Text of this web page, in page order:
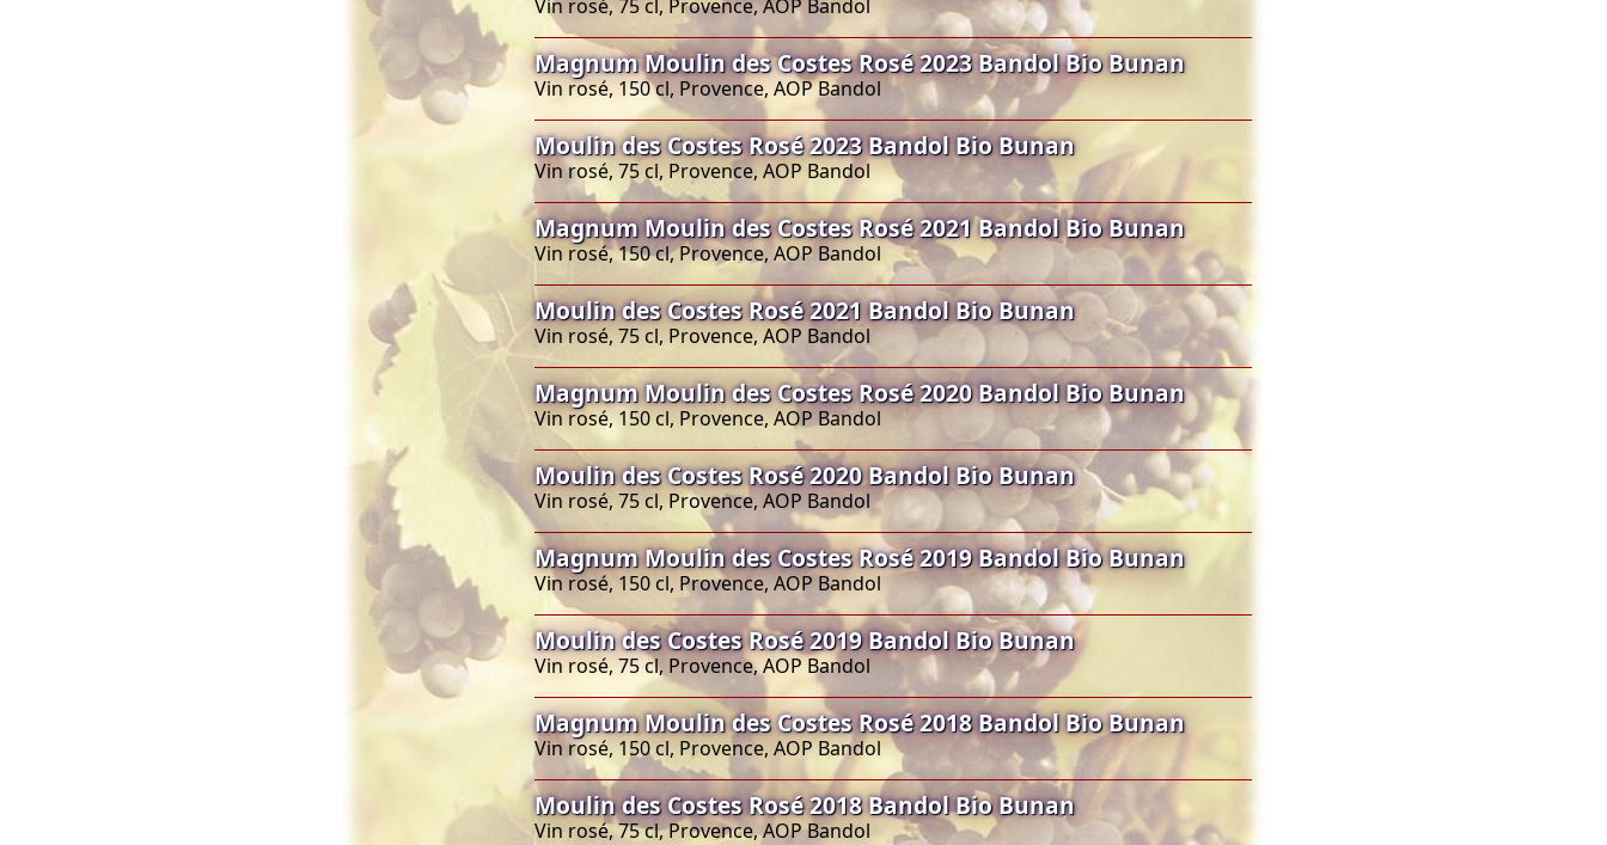
Vin rosé, 75 cl, Provence, AOP Bandol
Magnum Moulin des Costes Rosé 2023 Bandol Bio Bunan
Vin rosé, 150 cl, Provence, AOP Bandol
Moulin des Costes Rosé 2023 Bandol Bio Bunan
Vin rosé, 75 cl, Provence, AOP Bandol
Magnum Moulin des Costes Rosé 2021 Bandol Bio Bunan
Vin rosé, 150 cl, Provence, AOP Bandol
Moulin des Costes Rosé 2021 Bandol Bio Bunan
Vin rosé, 75 cl, Provence, AOP Bandol
Magnum Moulin des Costes Rosé 2020 Bandol Bio Bunan
Vin rosé, 150 cl, Provence, AOP Bandol
Moulin des Costes Rosé 2020 Bandol Bio Bunan
Vin rosé, 75 cl, Provence, AOP Bandol
Magnum Moulin des Costes Rosé 2019 Bandol Bio Bunan
Vin rosé, 150 cl, Provence, AOP Bandol
Moulin des Costes Rosé 2019 Bandol Bio Bunan
Vin rosé, 75 cl, Provence, AOP Bandol
Magnum Moulin des Costes Rosé 2018 Bandol Bio Bunan
Vin rosé, 150 cl, Provence, AOP Bandol
Moulin des Costes Rosé 2018 Bandol Bio Bunan
Vin rosé, 75 cl, Provence, AOP Bandol